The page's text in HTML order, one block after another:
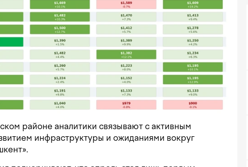
районе аналитики связывают с активным
инфраструктуры и ожиданиями вокруг